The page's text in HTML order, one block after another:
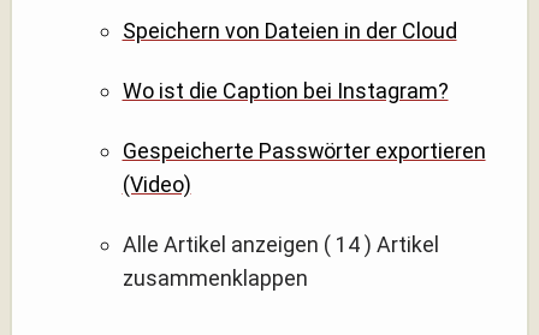
Speichern von Dateien in der Cloud
Wo ist die Caption bei Instagram?
Gespeicherte Passwörter exportieren
(Video)
Alle Artikel anzeigen ( 14 ) Artikel
zusammenklappen